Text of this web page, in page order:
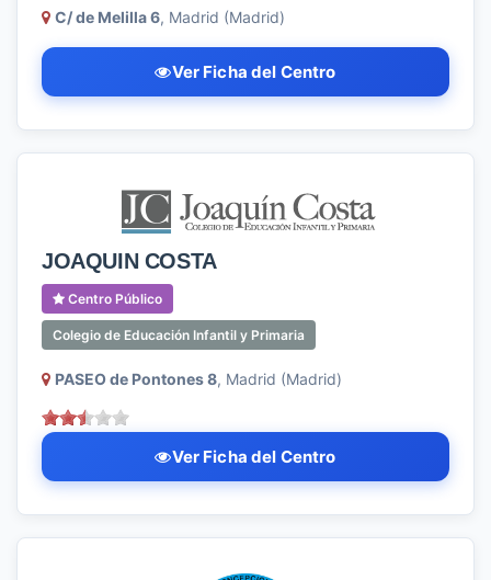
C/ de Melilla 6, Madrid (Madrid)
Ver Ficha del Centro
JOAQUIN COSTA
Centro Público
Colegio de Educación Infantil y Primaria
PASEO de Pontones 8, Madrid (Madrid)
Ver Ficha del Centro